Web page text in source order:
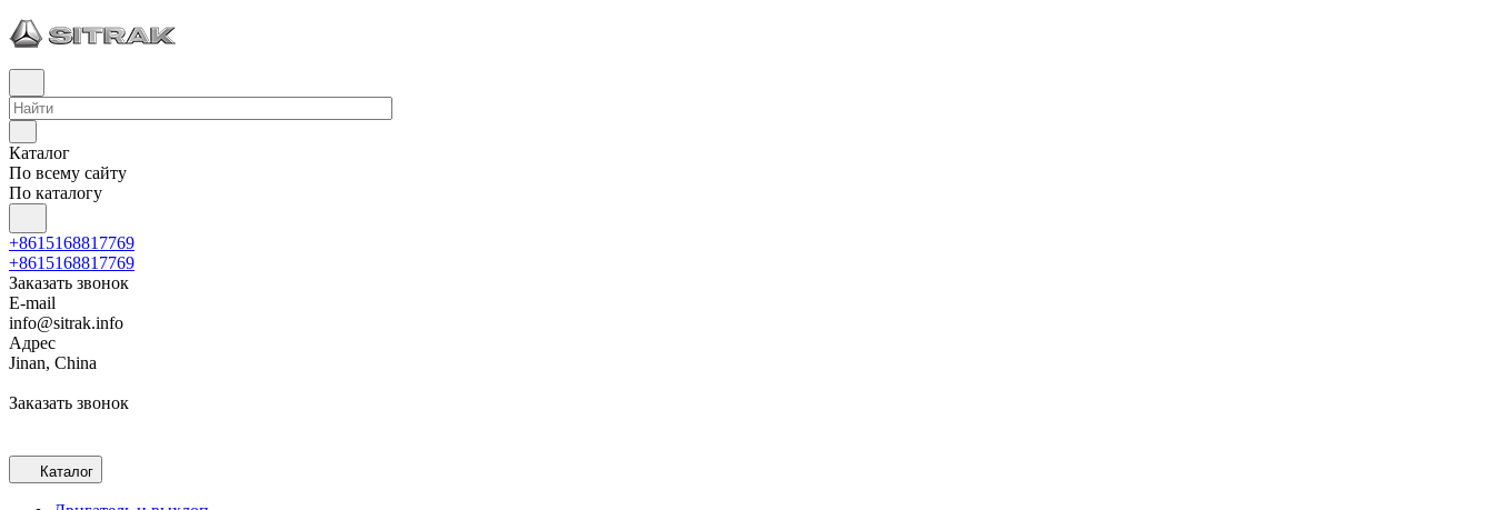
Каталог
По всему сайту
По каталогу
+8615168817769
+8615168817769
Заказать звонок
E-mail
info@sitrak.info
Адрес
Jinan, China
Заказать звонок
Каталог